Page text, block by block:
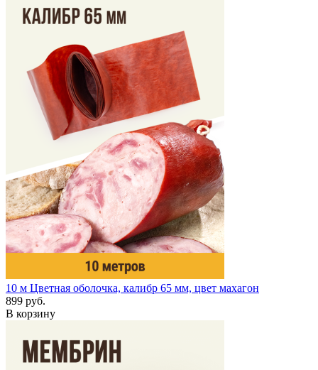
10 м Цветная оболочка, калибр 65 мм, цвет махагон
899 руб.
В корзину